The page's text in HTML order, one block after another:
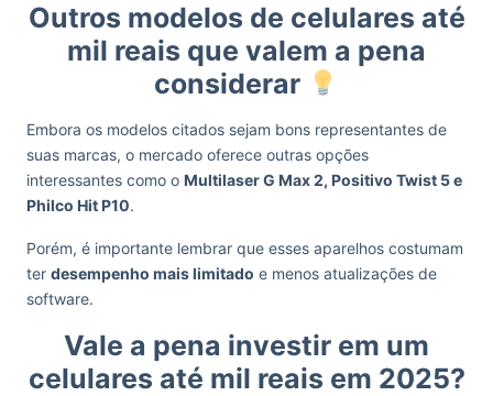
Outros modelos de celulares até
mil reais que valem a pena
considerar
Embora os modelos citados sejam bons representantes de
suas marcas, o mercado oferece outras opções
interessantes como o Multilaser G Max 2, Positivo Twist 5 e
Philco Hit P10.
Porém, é importante lembrar que esses aparelhos costumam
ter desempenho mais limitado e menos atualizações de
software.
Vale a pena investir em um
celulares até mil reais em 2025?